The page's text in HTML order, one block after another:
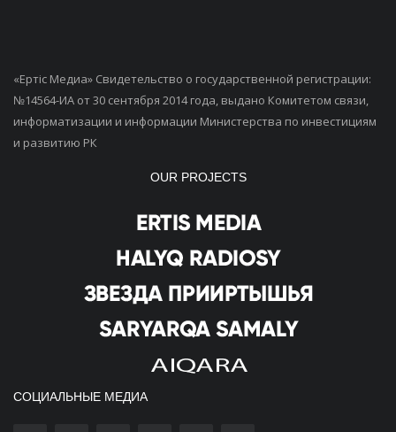
«Ертiс Медиа» Свидетельство о государственной регистрации:
№14564-ИА от 30 сентября 2014 года, выдано Комитетом связи,
информатизации и информации Министерства по инвестициям
и развитию РК
OUR PROJECTS
СОЦИАЛЬНЫЕ МЕДИА